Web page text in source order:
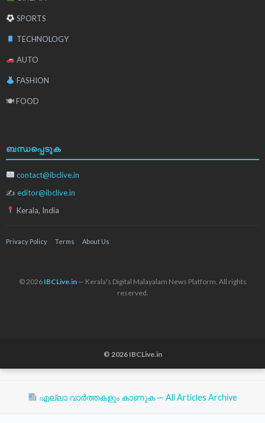
SPORTS
TECHNOLOGY
AUTO
FASHION
🍽 FOOD
ബന്ധപ്പെടുക
contact@ibclive.in
✍ editor@ibclive.in
Kerala, India
Privacy Policy Terms About Us
© 2026 IBCLive.in— Kerala's Digital Malayalam News Platform. All rights
reserved.
© 2026 IBCLive.in
എല്ലാ വാർത്തകളും കാണുക — All Articles Archive